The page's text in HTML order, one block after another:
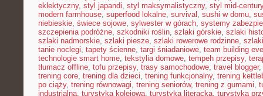
eklektyczny, styl japandi, styl maksymalistyczny, styl mid-century
modern farmhouse, superfood lokalne, survival , sushi w domu,
niebieskie, świece sojowe, sylwester w górach, systemy
szczepienia podróżne, szkodniki roślin, szlaki górskie, szlaki
szlaki nadmorskie, szlaki piesze, szlaki rowerowe rodzinne,
tanie noclegi, tapety ścienne, targi śniadaniowe, team building
technologie smart home, tekstylia domowe, tempeh przepisy,
tłumacz offline, tofu przepisy, trasy samochodowe, travel blogger,
trening core, trening dla dzieci, trening funkcjonalny, trening
po ciąży, trening równowagi, trening seniorów, trening z gumami,
industrialna, turystyka kolejowa, turystyka literacka, turystyka